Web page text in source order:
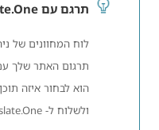
תרגם עם Translate.One ו- WPML
הוא לבחור איזה
ולשלוח ל- Translate.One .